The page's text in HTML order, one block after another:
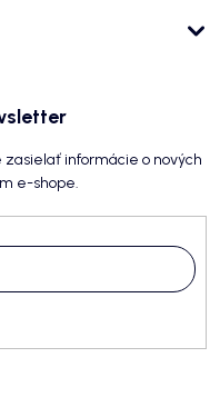
informácie o nových
e-shope.